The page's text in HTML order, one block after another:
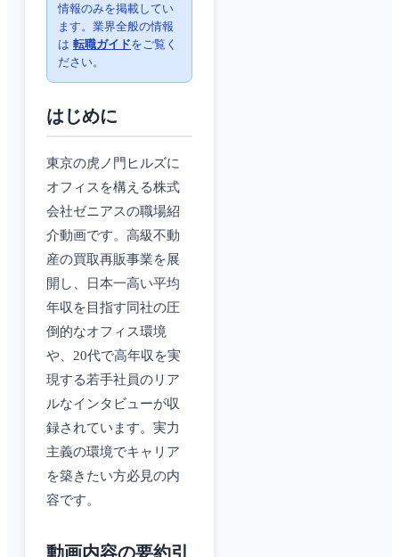
情報のみを掲載してい
ます。業界全般の情報
は 転職ガイドをご覧く
ださい。
はじめに
東京の虎ノ門ヒルズに
オフィスを構える株式
会社ゼニアスの職場紹
介動画です。高級不動
産の買取再販事業を展
開し、日本一高い平均
年収を目指す同社の圧
倒的なオフィス環境
や、20代で高年収を実
現する若手社員のリア
ルなインタビューが収
録されています。実力
主義の環境でキャリア
を築きたい方必見の内
容です。
動画内容の要約引